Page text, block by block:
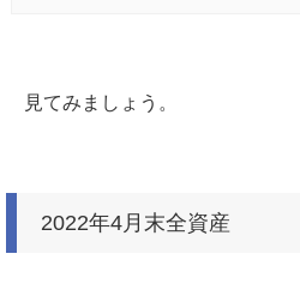
見てみましょう。
2022年4月末全資産